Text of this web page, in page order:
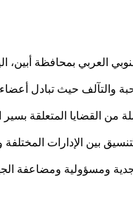
العربي بمحافظة
حيث تبادل أعضاء
من القضايا المتعلقة
بين الإدارات
ومسؤولية ومضاعفة